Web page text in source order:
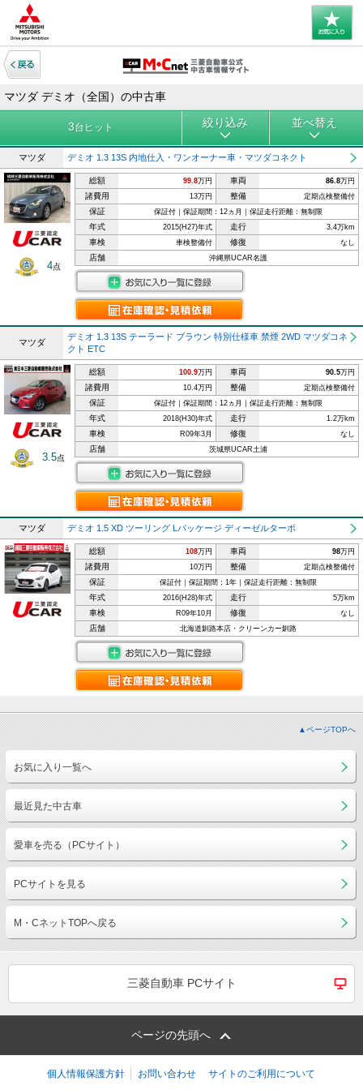
マツダ デミオ（全国）の中古車
3台ヒット 絞り込み 並べ替え
マツダ デミオ 1.3 13S 内地仕入・ワンオーナー車・マツダコネクト
4点
総額 99.8万円 車両 86.8万円
諸費用 13万円 整備 定期点検整備付
保証 保証付｜保証期間：12ヵ月｜保証走行距離：無制限
年式 2015(H27)年式 走行 3.4万km
車検 車検整備付 修復 なし
店舗 沖縄県UCAR名護
マツダ
デミオ 1.3 13S テーラード ブラウン 特別仕様車 禁煙 2WD マツダコネ
クト ETC
3.5点
総額 100.9万円 車両 90.5万円
諸費用 10.4万円 整備 定期点検整備付
保証 保証付｜保証期間：12ヵ月｜保証走行距離：無制限
年式 2018(H30)年式 走行 1.2万km
車検 R09年3月 修復 なし
店舗 茨城県UCAR土浦
マツダ デミオ 1.5 XD ツーリング Lパッケージ ディーゼルターボ
総額 108万円 車両 98万円
諸費用 10万円 整備 定期点検整備付
保証 保証付｜保証期間：1年｜保証走行距離：無制限
年式 2016(H28)年式 走行 5万km
車検 R09年10月 修復 なし
店舗 北海道釧路本店・クリーンカー釧路
▲ページTOPへ
お気に入り一覧へ
最近見た中古車
愛車を売る（PCサイト）
PCサイトを見る
M・CネットTOPへ戻る
三菱自動車 PCサイト
ページの先頭へ
個人情報保護方針 お問い合わせ サイトのご利用について